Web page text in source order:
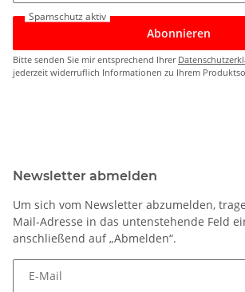
Spamschutz aktiv
Abonnieren
Bitte senden Sie mir entsprechend Ihrer
jederzeit widerruflich Informationen zu Ihrem
Newsletter abmelden
Um sich vom Newsletter abzumelden,
Mail-Adresse in das untenstehende Feld
anschließend auf „Abmelden“.
E-Mail